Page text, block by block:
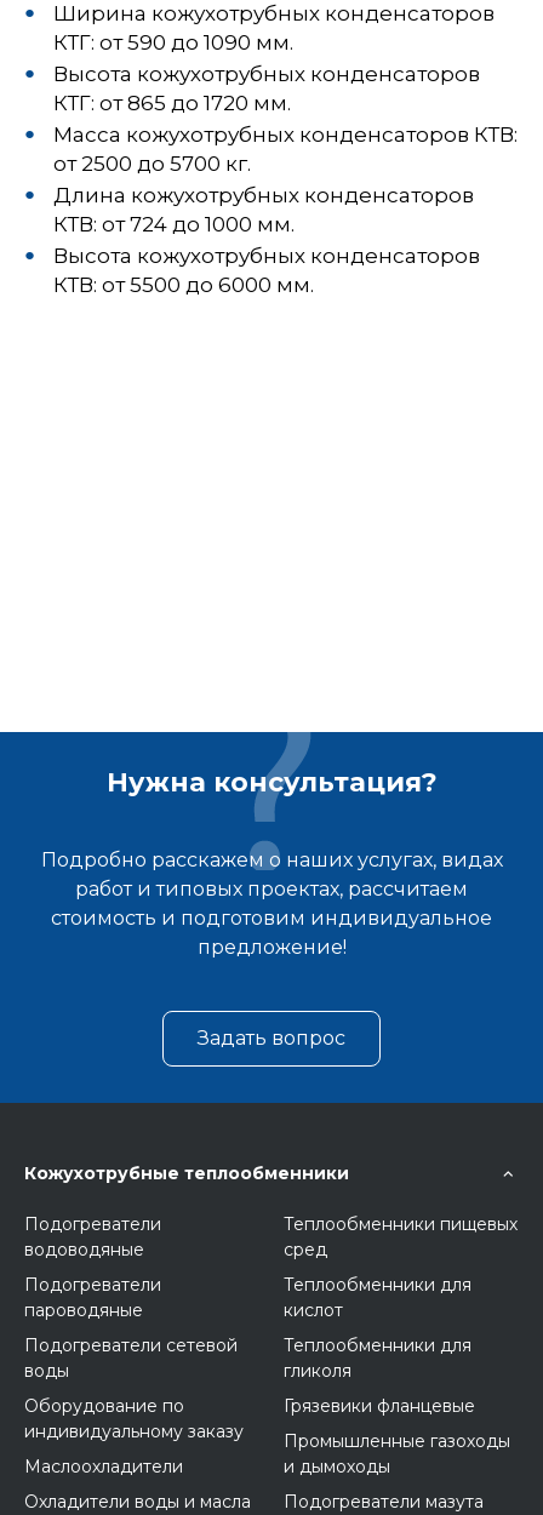
Ширина кожухотрубных конденсаторов
КТГ: от 590 до 1090 мм.
Высота кожухотрубных конденсаторов
КТГ: от 865 до 1720 мм.
Масса кожухотрубных конденсаторов КТВ:
от 2500 до 5700 кг.
Длина кожухотрубных конденсаторов
КТВ: от 724 до 1000 мм.
Высота кожухотрубных конденсаторов
КТВ: от 5500 до 6000 мм.
Нужна консультация?
Подробно расскажем о наших услугах, видах
работ и типовых проектах, рассчитаем
стоимость и подготовим индивидуальное
предложение!
Задать вопрос
Кожухотрубные теплообменники
Подогреватели
водоводяные
Подогреватели
пароводяные
Подогреватели сетевой
воды
Оборудование по
индивидуальному заказу
Маслоохладители
Охладители воды и масла
Теплообменники пищевых
сред
Теплообменники для
кислот
Теплообменники для
гликоля
Грязевики фланцевые
Промышленные газоходы
и дымоходы
Подогреватели мазута